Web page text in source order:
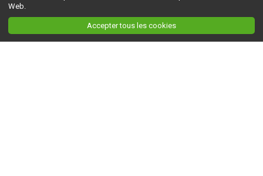
Web.
Accepter tous les cookies